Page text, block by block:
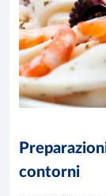
contorni